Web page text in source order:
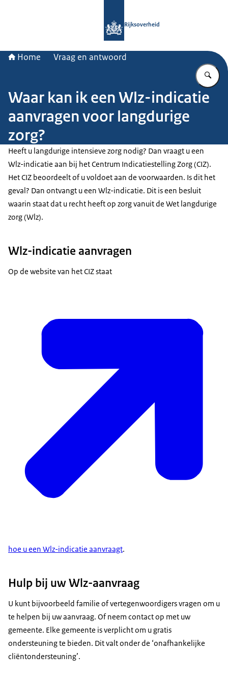
Rijksoverheid
Home Vraag en antwoord
Waar kan ik een Wlz-indicatie
aanvragen voor langdurige
zorg?
Heeft u langdurige intensieve zorg nodig? Dan vraagt u een
Wlz-indicatie aan bij het Centrum Indicatiestelling Zorg (CIZ).
Het CIZ beoordeelt of u voldoet aan de voorwaarden. Is dit het
geval? Dan ontvangt u een Wlz-indicatie. Dit is een besluit
waarin staat dat u recht heeft op zorg vanuit de Wet langdurige
zorg (Wlz).
Wlz-indicatie aanvragen
Op de website van het CIZ staat
hoe u een Wlz-indicatie aanvraagt.
Hulp bij uw Wlz-aanvraag
U kunt bijvoorbeeld familie of vertegenwoordigers vragen om u
te helpen bij uw aanvraag. Of neem contact op met uw
gemeente. Elke gemeente is verplicht om u gratis
ondersteuning te bieden. Dit valt onder de ‘onafhankelijke
cliëntondersteuning’.